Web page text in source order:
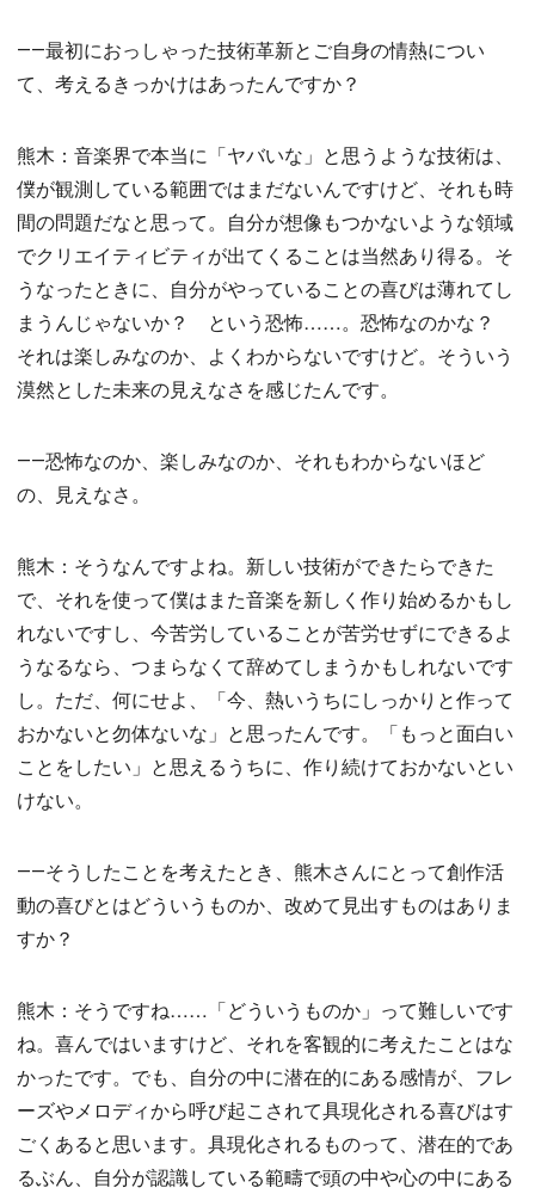
――最初におっしゃった技術革新とご自身の情熱につい
て、考えるきっかけはあったんですか？
熊木：音楽界で本当に「ヤバいな」と思うような技術は、
僕が観測している範囲ではまだないんですけど、それも時
間の問題だなと思って。自分が想像もつかないような領域
でクリエイティビティが出てくることは当然あり得る。そ
うなったときに、自分がやっていることの喜びは薄れてし
まうんじゃないか？ という恐怖……。恐怖なのかな？
それは楽しみなのか、よくわからないですけど。そういう
漠然とした未来の見えなさを感じたんです。
――恐怖なのか、楽しみなのか、それもわからないほど
の、見えなさ。
熊木：そうなんですよね。新しい技術ができたらできた
で、それを使って僕はまた音楽を新しく作り始めるかもし
れないですし、今苦労していることが苦労せずにできるよ
うなるなら、つまらなくて辞めてしまうかもしれないです
し。ただ、何にせよ、「今、熱いうちにしっかりと作って
おかないと勿体ないな」と思ったんです。「もっと面白い
ことをしたい」と思えるうちに、作り続けておかないとい
けない。
――そうしたことを考えたとき、熊木さんにとって創作活
動の喜びとはどういうものか、改めて見出すものはありま
すか？
熊木：そうですね……「どういうものか」って難しいです
ね。喜んではいますけど、それを客観的に考えたことはな
かったです。でも、自分の中に潜在的にある感情が、フレ
ーズやメロディから呼び起こされて具現化される喜びはす
ごくあると思います。具現化されるものって、潜在的であ
るぶん、自分が認識している範疇で頭の中や心の中にある